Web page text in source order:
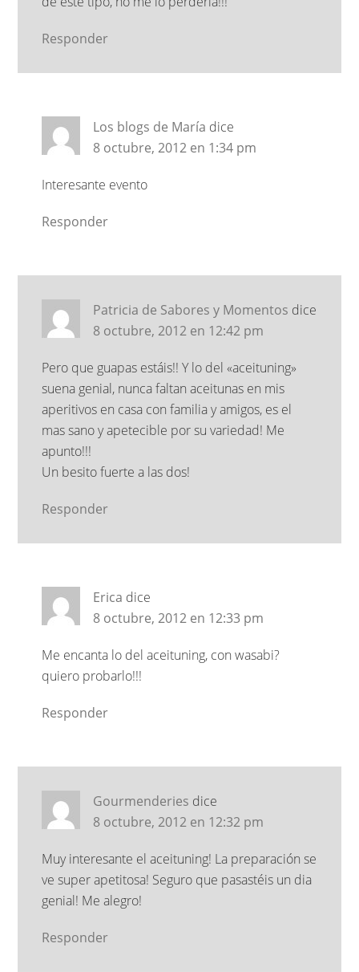
Responder
Los blogs de María dice
8 octubre, 2012 en 1:34 pm
Interesante evento
Responder
Patricia de Sabores y Momentos dice
8 octubre, 2012 en 12:42 pm
Pero que guapas estáis!! Y lo del «aceituning»
suena genial, nunca faltan aceitunas en mis
aperitivos en casa con familia y amigos, es el
mas sano y apetecible por su variedad! Me
apunto!!!
Un besito fuerte a las dos!
Responder
Erica dice
8 octubre, 2012 en 12:33 pm
Me encanta lo del aceituning, con wasabi?
quiero probarlo!!!
Responder
Gourmenderies dice
8 octubre, 2012 en 12:32 pm
Muy interesante el aceituning! La preparación se
ve super apetitosa! Seguro que pasastéis un dia
genial! Me alegro!
Responder